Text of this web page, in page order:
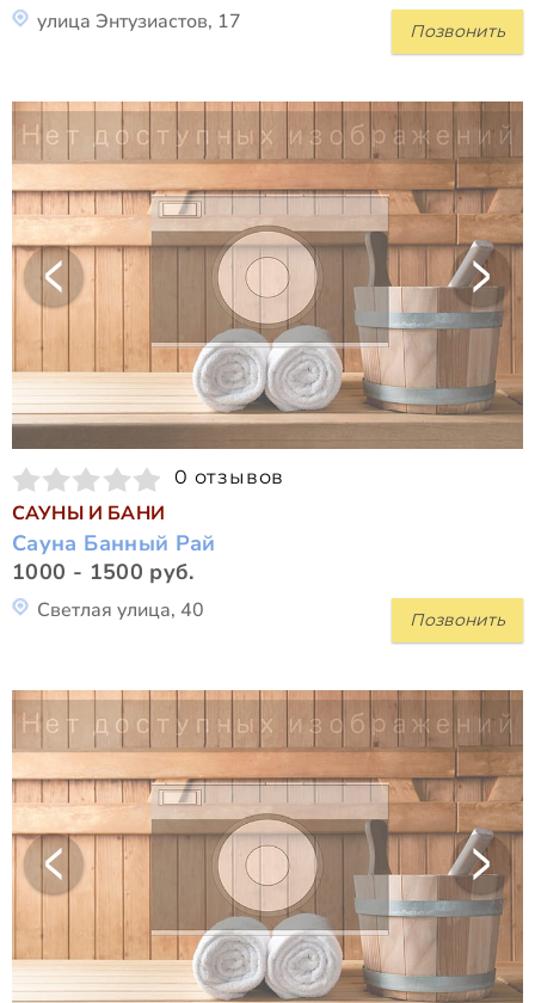
Позвонить
улица Энтузиастов, 17
0 отзывов
САУНЫ И БАНИ
Сауна Банный Рай
1000 - 1500 руб.
Позвонить
Светлая улица, 40